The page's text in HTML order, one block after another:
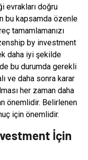
evrakları doğru
bu kapsamda özenle
tamamlamanızı
by investment
daha iyi şekilde
bu durumda gerekli
ve daha sonra karar
her zaman daha
önemlidir. Belirlenen
için önemlidir.
İçin